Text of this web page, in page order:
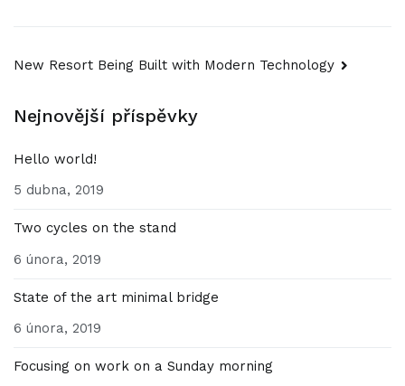
Navigace
pro
příspěvek
New Resort Being Built with Modern Technology
Nejnovější příspěvky
Hello world!
5 dubna, 2019
Two cycles on the stand
6 února, 2019
State of the art minimal bridge
6 února, 2019
Focusing on work on a Sunday morning